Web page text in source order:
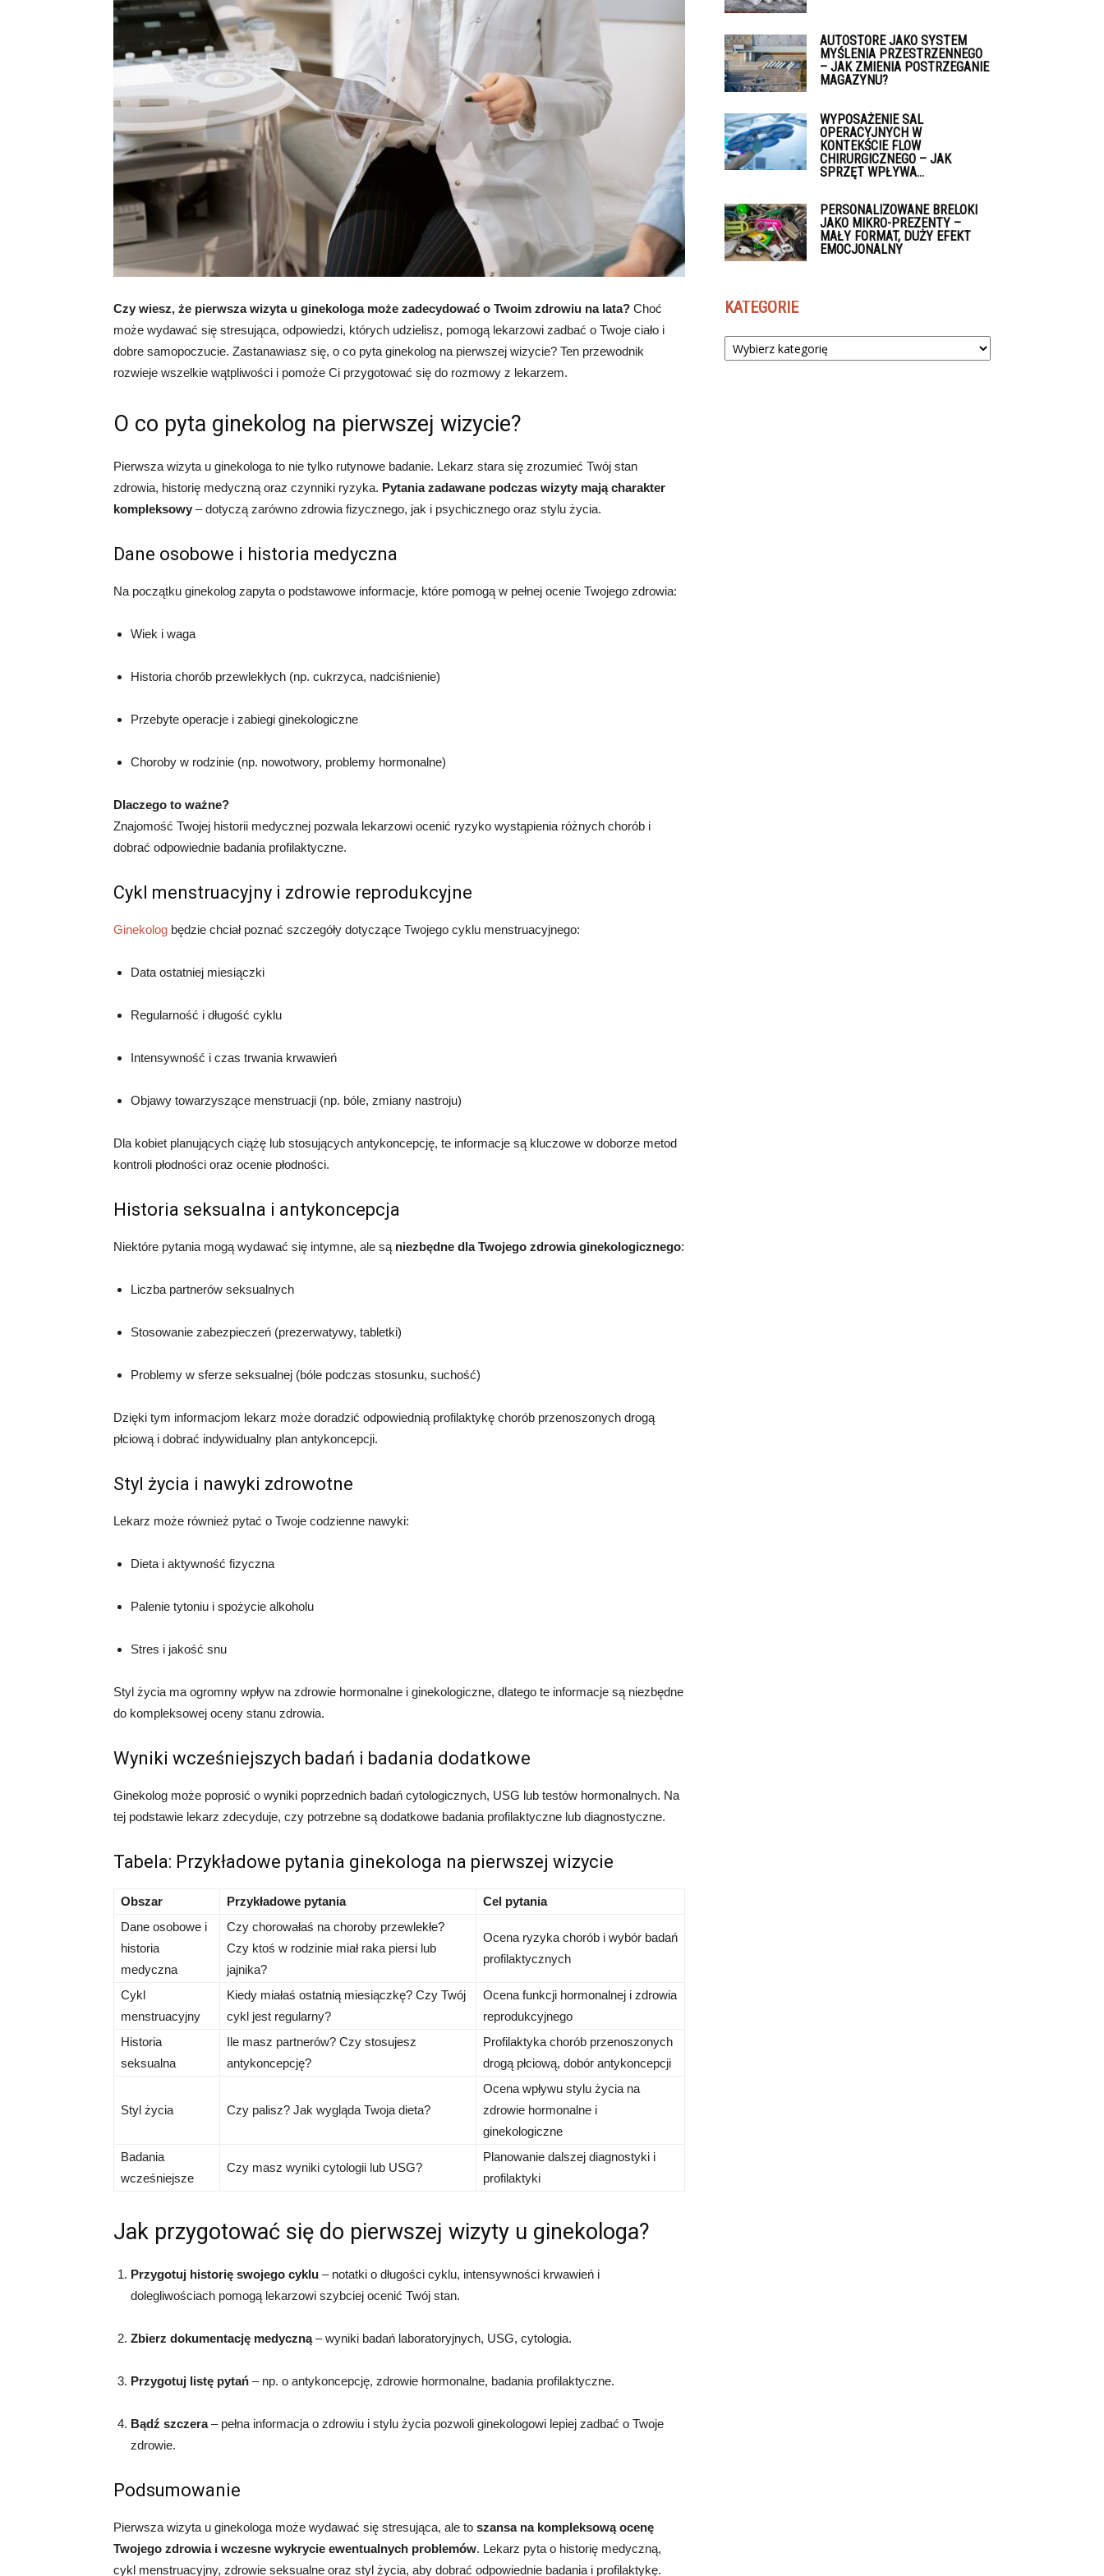
Czy wiesz, że pierwsza wizyta u ginekologa może zadecydować o Twoim zdrowiu na lata? Choć
może wydawać się stresująca, odpowiedzi, których udzielisz, pomogą lekarzowi zadbać o Twoje ciało i
dobre samopoczucie. Zastanawiasz się, o co pyta ginekolog na pierwszej wizycie? Ten przewodnik
rozwieje wszelkie wątpliwości i pomoże Ci przygotować się do rozmowy z lekarzem.
O co pyta ginekolog na pierwszej wizycie?
Pierwsza wizyta u ginekologa to nie tylko rutynowe badanie. Lekarz stara się zrozumieć Twój stan
zdrowia, historię medyczną oraz czynniki ryzyka. Pytania zadawane podczas wizyty mają charakter
kompleksowy – dotyczą zarówno zdrowia fizycznego, jak i psychicznego oraz stylu życia.
Dane osobowe i historia medyczna
Na początku ginekolog zapyta o podstawowe informacje, które pomogą w pełnej ocenie Twojego zdrowia:
Wiek i waga
Historia chorób przewlekłych (np. cukrzyca, nadciśnienie)
Przebyte operacje i zabiegi ginekologiczne
Choroby w rodzinie (np. nowotwory, problemy hormonalne)
Dlaczego to ważne?
Znajomość Twojej historii medycznej pozwala lekarzowi ocenić ryzyko wystąpienia różnych chorób i
dobrać odpowiednie badania profilaktyczne.
Cykl menstruacyjny i zdrowie reprodukcyjne
Ginekolog będzie chciał poznać szczegóły dotyczące Twojego cyklu menstruacyjnego:
Data ostatniej miesiączki
Regularność i długość cyklu
Intensywność i czas trwania krwawień
Objawy towarzyszące menstruacji (np. bóle, zmiany nastroju)
Dla kobiet planujących ciążę lub stosujących antykoncepcję, te informacje są kluczowe w doborze metod
kontroli płodności oraz ocenie płodności.
Historia seksualna i antykoncepcja
Niektóre pytania mogą wydawać się intymne, ale są niezbędne dla Twojego zdrowia ginekologicznego:
Liczba partnerów seksualnych
Stosowanie zabezpieczeń (prezerwatywy, tabletki)
Problemy w sferze seksualnej (bóle podczas stosunku, suchość)
Dzięki tym informacjom lekarz może doradzić odpowiednią profilaktykę chorób przenoszonych drogą
płciową i dobrać indywidualny plan antykoncepcji.
Styl życia i nawyki zdrowotne
Lekarz może również pytać o Twoje codzienne nawyki:
Dieta i aktywność fizyczna
Palenie tytoniu i spożycie alkoholu
Stres i jakość snu
Styl życia ma ogromny wpływ na zdrowie hormonalne i ginekologiczne, dlatego te informacje są niezbędne
do kompleksowej oceny stanu zdrowia.
Wyniki wcześniejszych badań i badania dodatkowe
Ginekolog może poprosić o wyniki poprzednich badań cytologicznych, USG lub testów hormonalnych. Na
tej podstawie lekarz zdecyduje, czy potrzebne są dodatkowe badania profilaktyczne lub diagnostyczne.
Tabela: Przykładowe pytania ginekologa na pierwszej wizycie
Obszar Przykładowe pytania
Cel pytania
Dane osobowe i
historia
medyczna
Czy chorowałaś na choroby przewlekłe?
Czy ktoś w rodzinie miał raka piersi lub
jajnika?
Ocena ryzyka chorób i wybór badań
profilaktycznych
Cykl
menstruacyjny
Kiedy miałaś ostatnią miesiączkę? Czy Twój
cykl jest regularny?
Ocena funkcji hormonalnej i zdrowia
reprodukcyjnego
Historia
seksualna
Ile masz partnerów? Czy stosujesz
antykoncepcję?
Profilaktyka chorób przenoszonych
drogą płciową, dobór antykoncepcji
Styl życia Czy palisz? Jak wygląda Twoja dieta?
Ocena wpływu stylu życia na
zdrowie hormonalne i
ginekologiczne
Badania
wcześniejsze
Czy masz wyniki cytologii lub USG?
Planowanie dalszej diagnostyki i
profilaktyki
Jak przygotować się do pierwszej wizyty u ginekologa?
Przygotuj historię swojego cyklu – notatki o długości cyklu, intensywności krwawień i
dolegliwościach pomogą lekarzowi szybciej ocenić Twój stan.
Zbierz dokumentację medyczną– wyniki badań laboratoryjnych, USG, cytologia.
Przygotuj listę pytań – np. o antykoncepcję, zdrowie hormonalne, badania profilaktyczne.
Bądź szczera– pełna informacja o zdrowiu i stylu życia pozwoli ginekologowi lepiej zadbać o Twoje
zdrowie.
Podsumowanie
Pierwsza wizyta u ginekologa może wydawać się stresująca, ale to szansa na kompleksową ocenę
Twojego zdrowia i wczesne wykrycie ewentualnych problemów. Lekarz pyta o historię medyczną,
cykl menstruacyjny, zdrowie seksualne oraz styl życia, aby dobrać odpowiednie badania i profilaktykę.
AUTOSTORE JAKO SYSTEM
MYŚLENIA PRZESTRZENNEGO
– JAK ZMIENIA POSTRZEGANIE
MAGAZYNU?
WYPOSAŻENIE SAL
OPERACYJNYCH W
KONTEKŚCIE FLOW
CHIRURGICZNEGO – JAK
SPRZĘT WPŁYWA...
PERSONALIZOWANE BRELOKI
JAKO MIKRO-PREZENTY –
MAŁY FORMAT, DUŻY EFEKT
EMOCJONALNY
KATEGORIE
Kategorie